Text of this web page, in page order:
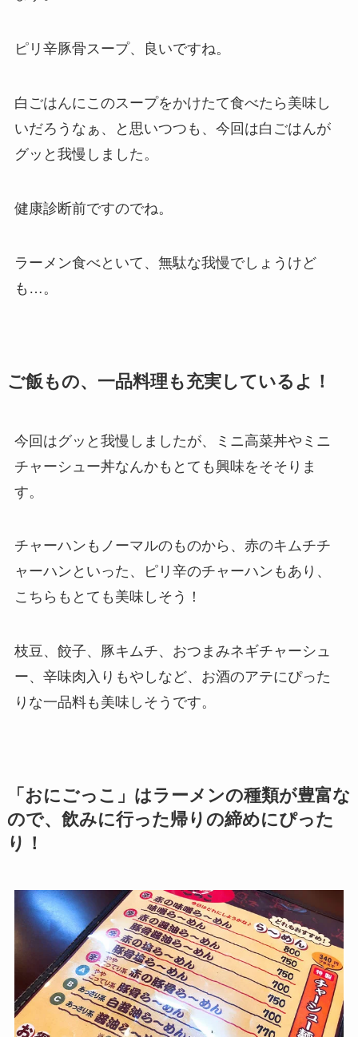
ピリ辛豚骨スープ、良いですね。
白ごはんにこのスープをかけたて食べたら美味し
いだろうなぁ、と思いつつも、今回は白ごはんが
グッと我慢しました。
健康診断前ですのでね。
ラーメン食べといて、無駄な我慢でしょうけど
も…。
ご飯もの、一品料理も充実しているよ！
今回はグッと我慢しましたが、ミニ高菜丼やミニ
チャーシュー丼なんかもとても興味をそそりま
す。
チャーハンもノーマルのものから、赤のキムチチ
ャーハンといった、ピリ辛のチャーハンもあり、
こちらもとても美味しそう！
枝豆、餃子、豚キムチ、おつまみネギチャーシュ
ー、辛味肉入りもやしなど、お酒のアテにぴった
りな一品料も美味しそうです。
「おにごっこ」はラーメンの種類が豊富な
ので、飲みに行った帰りの締めにぴった
り！